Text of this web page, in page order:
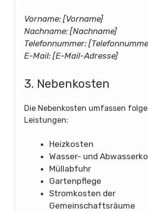
Vorname: [Vorname]
Nachname: [Nachname]
Telefonnummer:
E-Mail: [E-Mail-Adresse]
3. Nebenkosten
Die Nebenkosten umfassen
Leistungen:
Heizkosten
Wasser- und
Müllabfuhr
Gartenpflege
Stromkosten der
Gemeinschaftsräume